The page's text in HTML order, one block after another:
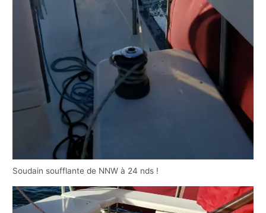
Soudain soufflante de NNW à 24 nds !